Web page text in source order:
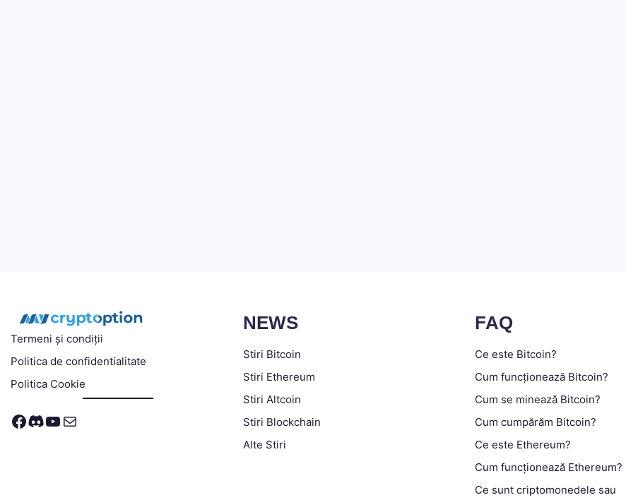
Termeni și condiții
Politica de confidentialitate
Politica Cookie
Facebook
Discord
YouTube
Mail
NEWS
Stiri Bitcoin
Stiri Ethereum
Stiri Altcoin
Stiri Blockchain
Alte Stiri
FAQ
Ce este Bitcoin?
Cum funcționează Bitcoin?
Cum se minează Bitcoin?
Cum cumpărăm Bitcoin?
Ce este Ethereum?
Cum funcționează Ethereum?
Ce sunt criptomonedele sau